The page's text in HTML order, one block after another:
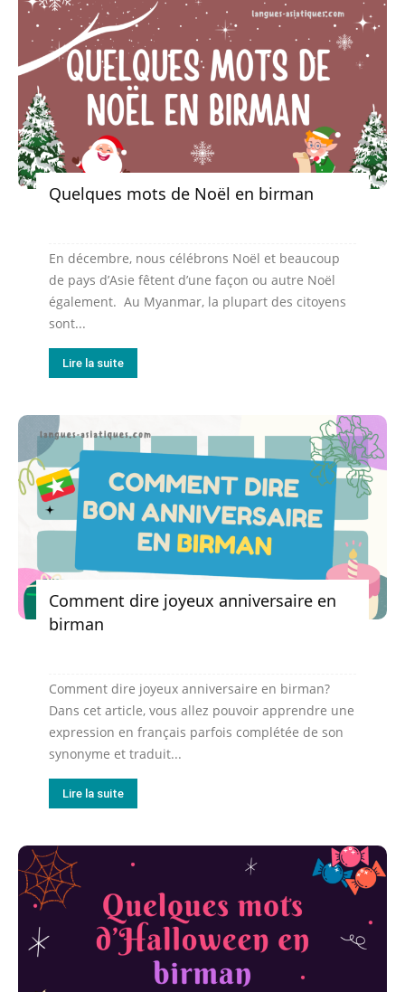
Quelques mots de Noël en birman
En décembre, nous célébrons Noël et beaucoup
de pays d’Asie fêtent d’une façon ou autre Noël
également. Au Myanmar, la plupart des citoyens
sont...
Lire la suite
Comment dire joyeux anniversaire en
birman
Comment dire joyeux anniversaire en birman?
Dans cet article, vous allez pouvoir apprendre une
expression en français parfois complétée de son
synonyme et traduit...
Lire la suite